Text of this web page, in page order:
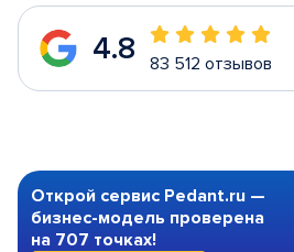
4.8 83 512 отзывов
Открой сервис Pedant.ru —
бизнес-модель проверена
на 707 точках!